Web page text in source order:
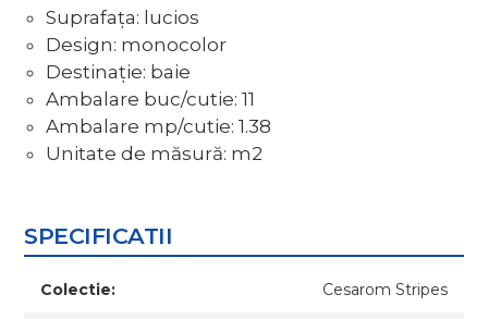
Suprafața: lucios
Design: monocolor
Destinație: baie
Ambalare buc/cutie: 11
Ambalare mp/cutie: 1.38
Unitate de măsură: m2
SPECIFICATII
Colectie: Cesarom Stripes